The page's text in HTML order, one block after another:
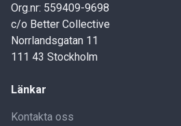
Org.nr: 559409-9698
c/o Better Collective
Norrlandsgatan 11
111 43 Stockholm
Länkar
Kontakta oss